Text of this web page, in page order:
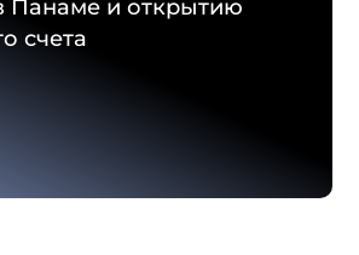
Панаме и открытию
счета